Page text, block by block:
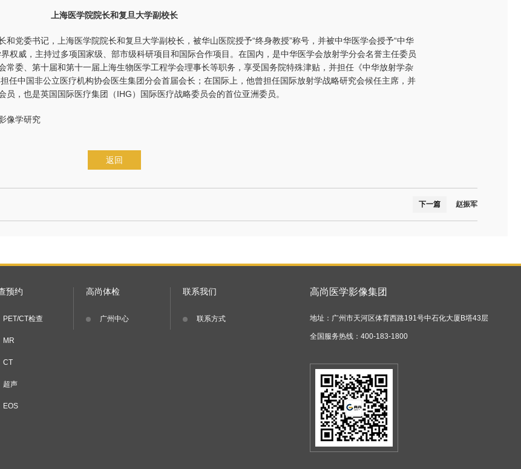
上海医学院院长和复旦大学副校长
党委书记，上海医学院院长和复旦大学副校长，被华山医院授予“终身教授”称号，并被中华医学会授予“中华
权威，主持过多项国家级、部市级科研项目和国际合作项目。在国内，是中华医学会放射学分会名誉主任委员
常委、第十届和第十一届上海生物医学工程学会理事长等职务，享受国务院特殊津贴，并担任《中华放射学杂
任中国非公立医疗机构协会医生集团分会首届会长；在国际上，他曾担任国际放射学战略研究会候任主席，并
，也是英国国际医疗集团（IHG）国际医疗战略委员会的首位亚洲委员。
像学研究
返回
下一篇 赵振军
高尚医学影像集团
地址：广州市天河区体育西路191号中石化大厦B塔43层
全国服务热线：400-183-1800
预约
PET/CT检查
MR
CT
超声
EOS
高尚体检
广州中心
联系我们
联系方式